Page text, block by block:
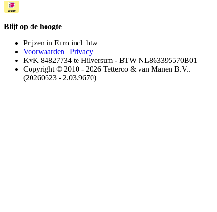
Blijf op de hoogte
Prijzen in Euro incl. btw
Voorwaarden | Privacy
KvK 84827734 te Hilversum - BTW NL863395570B01
Copyright © 2010 - 2026 Tetteroo & van Manen B.V..
(20260623 - 2.03.9670)